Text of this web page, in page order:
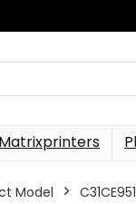
Matrixprinters
Model